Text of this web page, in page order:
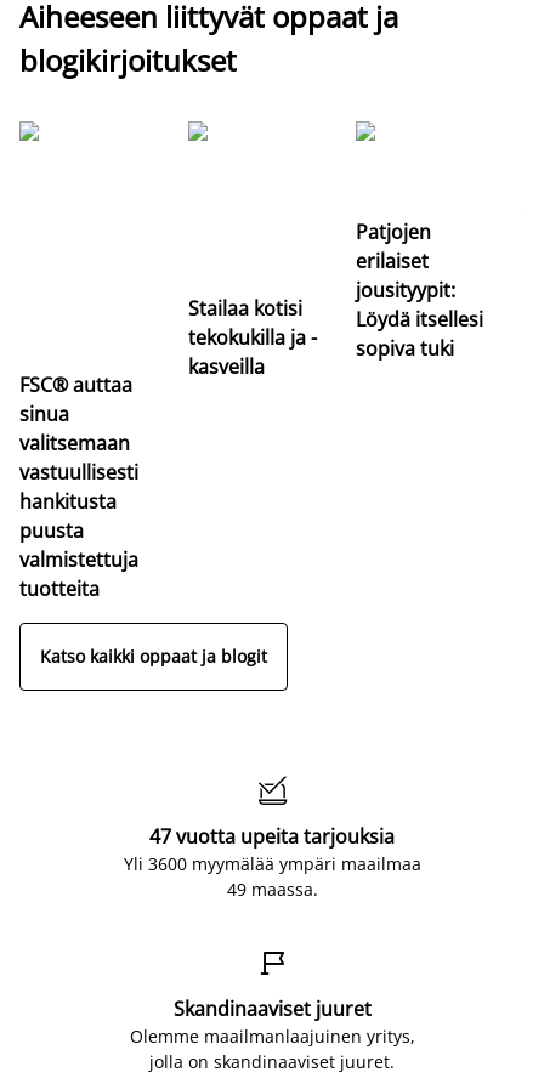
Aiheeseen liittyvät oppaat ja
blogikirjoitukset
FSC® auttaa
sinua
valitsemaan
vastuullisesti
hankitusta
puusta
valmistettuja
tuotteita
Stailaa kotisi
tekokukilla ja -
kasveilla
Patjojen
erilaiset
jousityypit:
Löydä itsellesi
sopiva tuki
Katso kaikki oppaat ja blogit

47 vuotta upeita tarjouksia
Yli 3600 myymälää ympäri maailmaa
49 maassa.

Skandinaaviset juuret
Olemme maailmanlaajuinen yritys,
jolla on skandinaaviset juuret.